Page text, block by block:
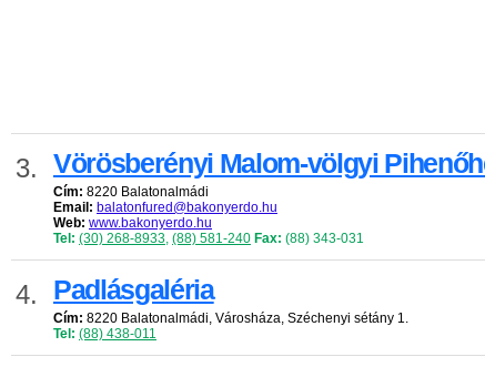
3. Vörösberényi Malom-völgyi
Cím: 8220 Balatonalmádi
Email: balatonfured@bakonyerdo.hu
Web: www.bakonyerdo.hu
Tel: (30) 268-8933, (88) 581-240 Fax: (88) 343-031
4. Padlásgaléria
Cím: 8220 Balatonalmádi, Városháza, Széchenyi sétány 1.
Tel: (88) 438-011